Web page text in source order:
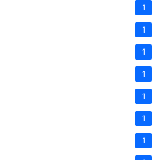
1
1
1
1
1
1
1